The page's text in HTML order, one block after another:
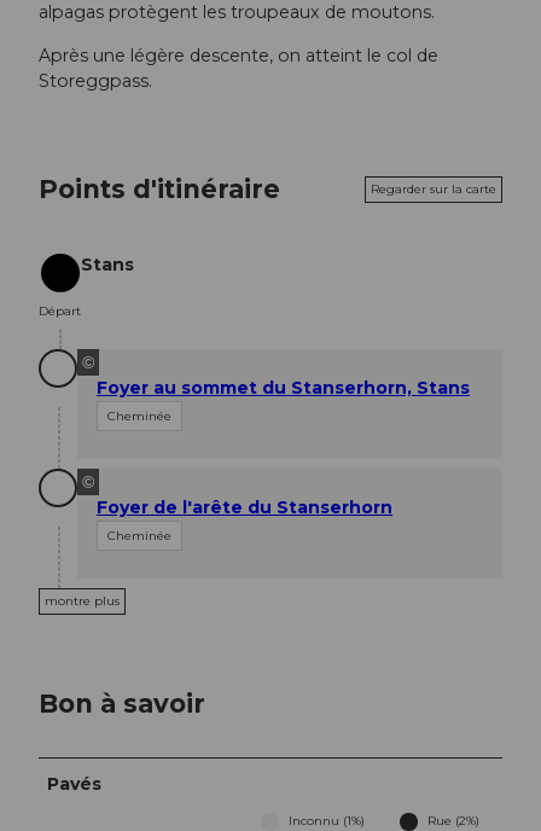
alpagas protègent les troupeaux de moutons.
Après une légère descente, on atteint le col de
Storeggpass.
Points d'itinéraire Regarder sur la carte
Départ
Départ
Stans
©
Foyer au sommet du Stanserhorn, Stans
Cheminée
©
Foyer de l'arête du Stanserhorn
Cheminée
montre plus
Bon à savoir
Pavés
Inconnu (1%)
Rue (2%)